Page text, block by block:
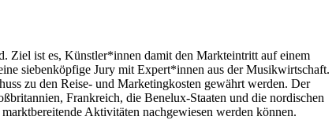
Ziel ist es, Künstler*innen damit den Markteintritt auf einem
siebenköpfige Jury mit Expert*innen aus der Musikwirtschaft.
zu den Reise- und Marketingkosten gewährt werden. Der
Frankreich, die Benelux-Staaten und die nordischen
Aktivitäten nachgewiesen werden können.